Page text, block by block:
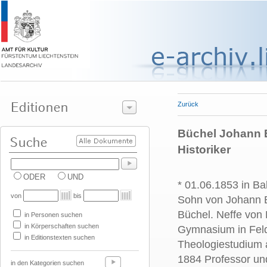
ODER UND
von bis
in Personen suchen
in Körperschaften suchen
in Editionstexten suchen
in den Kategorien suchen
Zurück
Büchel Johann
Historiker
* 01.06.1853 in
Sohn von Johann
Büchel. Neffe
Gymnasium in
Theologiestudium
1884 Professor